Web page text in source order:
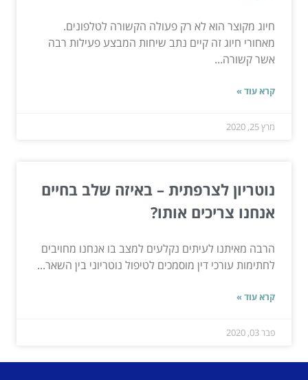
חיוג מקוצר הוא לא רק פעולה הקשורה לטלפונים.
מאחורי חיוג זה קיים נתב שיחות המבצע פעילות רבה
אשר קשורה...
קרא עוד »
מרץ 25, 2020
נוטריון לצרפתית – באיזה שלב בחיים
אנחנו צריכים אותו?
הרבה מאיתנו לעיתים נקלעים למצב בו אנחנו מחויבים
לחתימות עורכי דין מוסמכים לטיפול נוטריוני בין השאר...
קרא עוד »
פבר 03, 2020